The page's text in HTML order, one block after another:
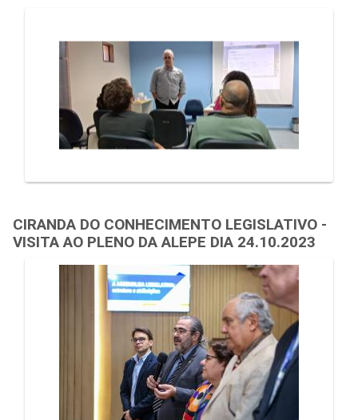
CIRANDA DO CONHECIMENTO LEGISLATIVO -
VISITA AO PLENO DA ALEPE DIA 24.10.2023
Galeria de Mídias